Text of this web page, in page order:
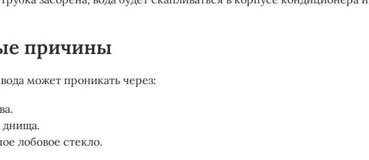
причины
может проникать через:
лобовое стекло.